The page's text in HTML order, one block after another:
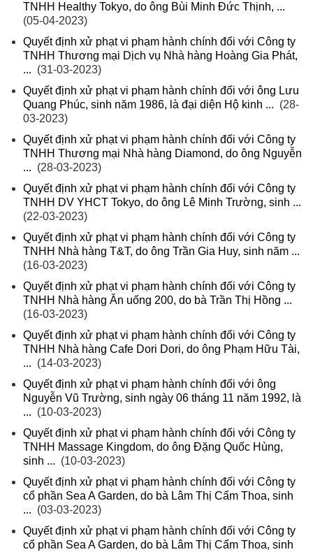
TNHH Healthy Tokyo, do ông Bùi Minh Đức Thịnh, ...
(05-04-2023)
Quyết định xử phạt vi phạm hành chính đối với Công ty
TNHH Thương mại Dịch vụ Nhà hàng Hoàng Gia Phát,
... (31-03-2023)
Quyết định xử phạt vi phạm hành chính đối với ông Lưu
Quang Phúc, sinh năm 1986, là đại diện Hộ kinh ... (28-
03-2023)
Quyết định xử phạt vi phạm hành chính đối với Công ty
TNHH Thương mại Nhà hàng Diamond, do ông Nguyễn
... (28-03-2023)
Quyết định xử phạt vi phạm hành chính đối với Công ty
TNHH DV YHCT Tokyo, do ông Lê Minh Trường, sinh ...
(22-03-2023)
Quyết định xử phạt vi phạm hành chính đối với Công ty
TNHH Nhà hàng T&T, do ông Trần Gia Huy, sinh năm ...
(16-03-2023)
Quyết định xử phạt vi phạm hành chính đối với Công ty
TNHH Nhà hàng Ăn uống 200, do bà Trần Thị Hồng ...
(16-03-2023)
Quyết định xử phạt vi phạm hành chính đối với Công ty
TNHH Nhà hàng Cafe Dori Dori, do ông Phạm Hữu Tài,
... (14-03-2023)
Quyết định xử phạt vi phạm hành chính đối với ông
Nguyễn Vũ Trường, sinh ngày 06 tháng 11 năm 1992, là
... (10-03-2023)
Quyết định xử phạt vi phạm hành chính đối với Công ty
TNHH Massage Kingdom, do ông Đặng Quốc Hùng,
sinh ... (10-03-2023)
Quyết định xử phạt vi phạm hành chính đối với Công ty
cổ phần Sea A Garden, do bà Lâm Thị Cẩm Thoa, sinh
... (03-03-2023)
Quyết định xử phạt vi phạm hành chính đối với Công ty
cổ phần Sea A Garden, do bà Lâm Thị Cẩm Thoa, sinh